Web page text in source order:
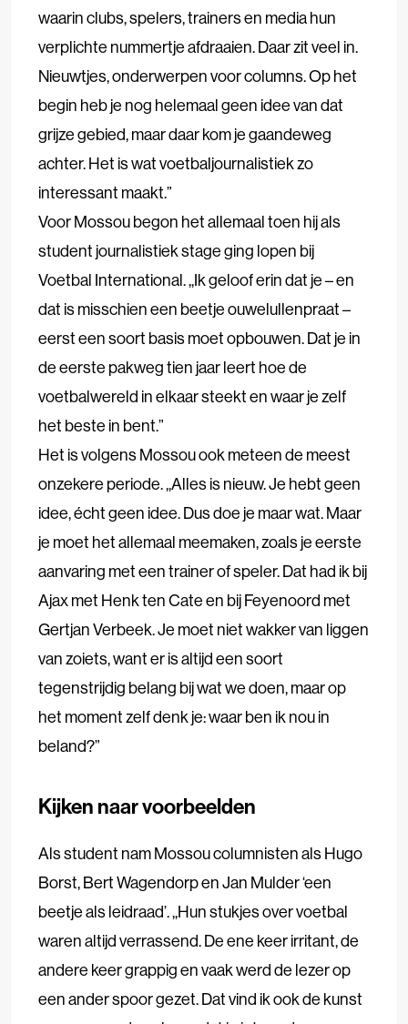
waarin clubs, spelers, trainers en media hun
verplichte nummertje afdraaien. Daar zit veel in.
Nieuwtjes, onderwerpen voor columns. Op het
begin heb je nog helemaal geen idee van dat
grijze gebied, maar daar kom je gaandeweg
achter. Het is wat voetbaljournalistiek zo
interessant maakt.”
Voor Mossou begon het allemaal toen hij als
student journalistiek stage ging lopen bij
Voetbal International. ,,Ik geloof erin dat je – en
dat is misschien een beetje ouwelullenpraat –
eerst een soort basis moet opbouwen. Dat je in
de eerste pakweg tien jaar leert hoe de
voetbalwereld in elkaar steekt en waar je zelf
het beste in bent.”
Het is volgens Mossou ook meteen de meest
onzekere periode. ,,Alles is nieuw. Je hebt geen
idee, écht geen idee. Dus doe je maar wat. Maar
je moet het allemaal meemaken, zoals je eerste
aanvaring met een trainer of speler. Dat had ik bij
Ajax met Henk ten Cate en bij Feyenoord met
Gertjan Verbeek. Je moet niet wakker van liggen
van zoiets, want er is altijd een soort
tegenstrijdig belang bij wat we doen, maar op
het moment zelf denk je: waar ben ik nou in
beland?”
Kijken naar voorbeelden
Als student nam Mossou columnisten als Hugo
Borst, Bert Wagendorp en Jan Mulder ‘een
beetje als leidraad’. ,,Hun stukjes over voetbal
waren altijd verrassend. De ene keer irritant, de
andere keer grappig en vaak werd de lezer op
een ander spoor gezet. Dat vind ik ook de kunst